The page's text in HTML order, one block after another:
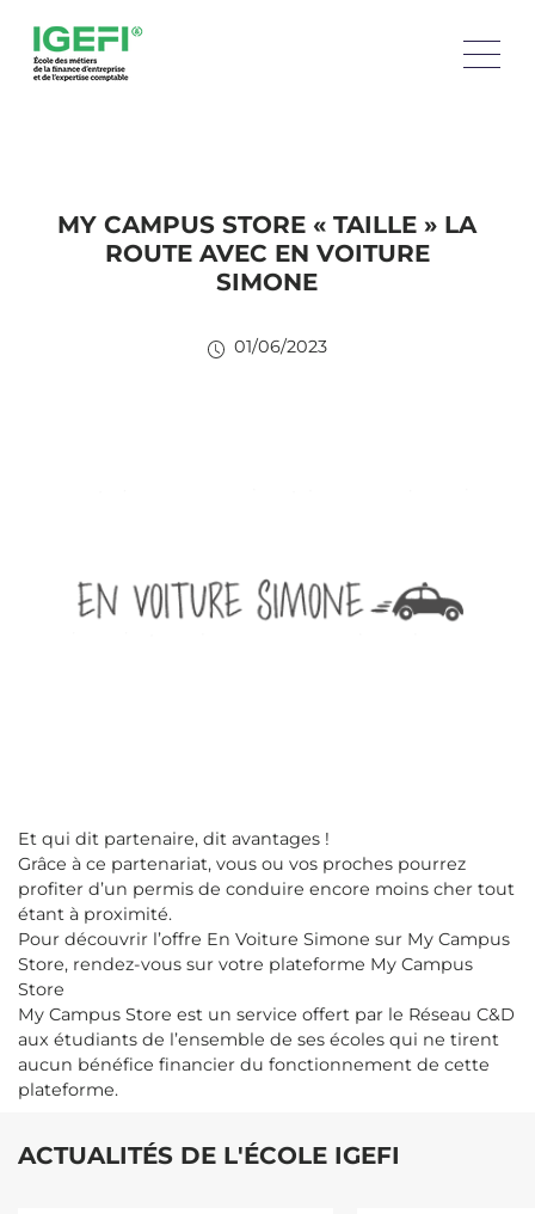
MY CAMPUS STORE « TAILLE » LA
ROUTE AVEC EN VOITURE
SIMONE
01/06/2023
Et qui dit partenaire, dit avantages !
Grâce à ce partenariat, vous ou vos proches pourrez
profiter d’un permis de conduire encore moins cher tout
étant à proximité.
Pour découvrir l’offre En Voiture Simone sur My Campus
Store, rendez-vous sur votre plateforme My Campus
Store
My Campus Store est un service offert par le Réseau C&D
aux étudiants de l’ensemble de ses écoles qui ne tirent
aucun bénéfice financier du fonctionnement de cette
plateforme.
ACTUALITÉS DE L'ÉCOLE IGEFI